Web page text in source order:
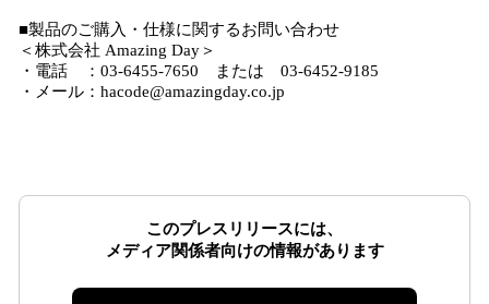
■製品のご購入・仕様に関するお問い合わせ
＜株式会社 Amazing Day＞
・電話 ：03-6455-7650 または 03-6452-9185
・メール：hacode@amazingday.co.jp
このプレスリリースには、
メディア関係者向けの情報があります